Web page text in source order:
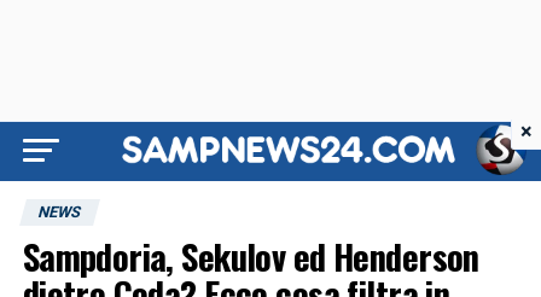
NEWS
Sampdoria, Sekulov ed Henderson
×